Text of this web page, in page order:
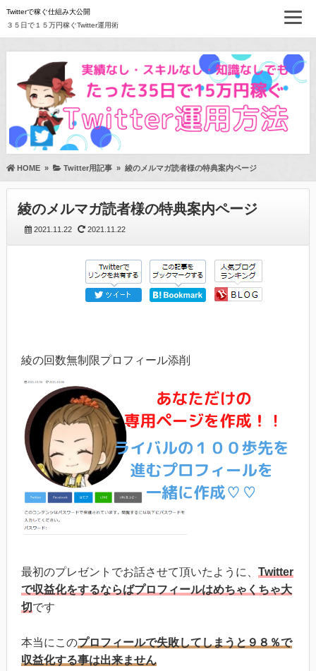
Twitterで稼ぐ仕組み大公開
３５日で１５万円稼ぐTwitter運用術
HOME» Twitter用記事» 綾のメルマガ読者様の特典案内ページ
綾のメルマガ読者様の特典案内ページ
2021.11.22 2021.11.22
綾の回数無制限プロフィール添削
最初のプレゼントでお話させて頂いたように、 Twitter
で収益化をするならばプロフィールはめちゃくちゃ大
切 です
本当にこのプロフィールで失敗してしまうと９８％で
収益化する事は出来ません